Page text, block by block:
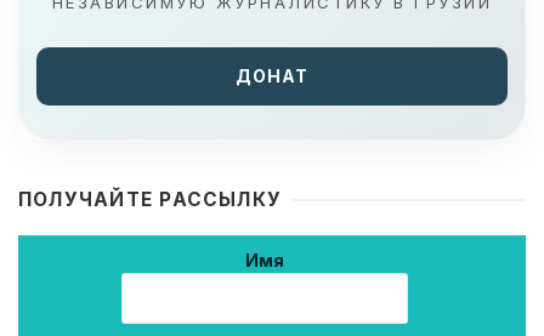
ДОНАТ
ПОЛУЧАЙТЕ РАССЫЛКУ
Имя